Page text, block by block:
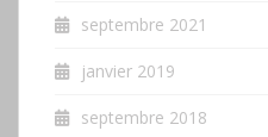
septembre 2021
janvier 2019
septembre 2018